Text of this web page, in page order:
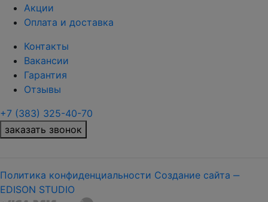
Акции
Оплата и доставка
Контакты
Вакансии
Гарантия
Отзывы
+7 (383) 325-40-70
заказать звонок
Политика конфиденциальности Создание сайта ‒
EDISON STUDIO